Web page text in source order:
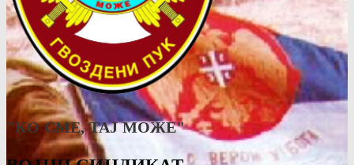
"КО СМЕ, ТАJ МОЖЕ"